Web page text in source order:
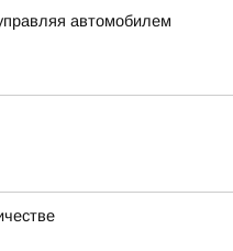
автомобилем